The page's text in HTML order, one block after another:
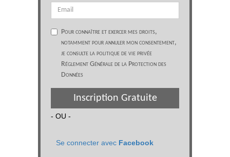
Pour connaître et exercer mes droits,
notamment pour annuler mon consentement,
je consulte la politique de vie privée
Réglement Générale de la Protection des
Données
Inscription Gratuite
- OU -
Se connecter avec Facebook